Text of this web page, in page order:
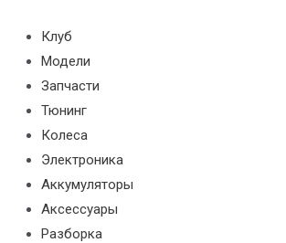
содержимому
Клуб
Модели
Запчасти
Тюнинг
Колеса
Электроника
Аккумуляторы
Аксессуары
Разборка